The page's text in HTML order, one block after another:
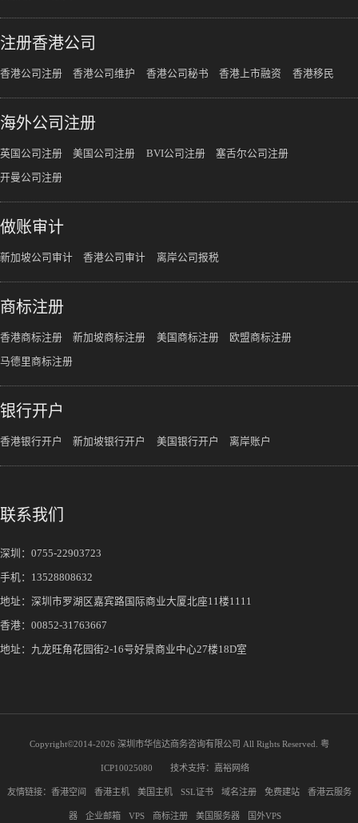
注册香港公司
香港公司注册 香港公司维护 香港公司秘书 香港上市融资 香港移民
海外公司注册
英国公司注册 美国公司注册 BVI公司注册 塞舌尔公司注册
开曼公司注册
做账审计
新加坡公司审计 香港公司审计 离岸公司报税
商标注册
香港商标注册 新加坡商标注册 美国商标注册 欧盟商标注册
马德里商标注册
银行开户
香港银行开户 新加坡银行开户 美国银行开户 离岸账户
联系我们
深圳： 0755-22903723
手机： 13528808632
地址：深圳市罗湖区嘉宾路国际商业大厦北座11楼1111
香港：00852-31763667
地址：九龙旺角花园街2-16号好景商业中心27楼18D室
Copyright©2014-2026 深圳市华信达商务咨询有限公司 All Rights Reserved. 粤
ICP10025080 技术支持： 嘉裕网络
友情链接： 香港空间 香港主机 美国主机 SSL证书 域名注册 免费建站 香港云服务
器 企业邮箱 VPS 商标注册 美国服务器 国外VPS